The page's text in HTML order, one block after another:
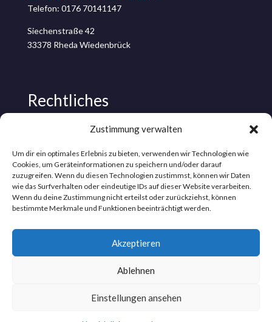
Zustimmung verwalten
Um dir ein optimales Erlebnis zu bieten, verwenden wir Technologien wie
Cookies, um Geräteinformationen zu speichern und/oder darauf
zuzugreifen. Wenn du diesen Technologien zustimmst, können wir Daten
wie das Surfverhalten oder eindeutige IDs auf dieser Website verarbeiten.
Wenn du deine Zustimmung nicht erteilst oder zurückziehst, können
bestimmte Merkmale und Funktionen beeinträchtigt werden.
Akzeptieren
Ablehnen
Einstellungen ansehen
Telefon: 0176 70141147
Siechenstraße 42
33378 Rheda Wiedenbrück
Rechtliches